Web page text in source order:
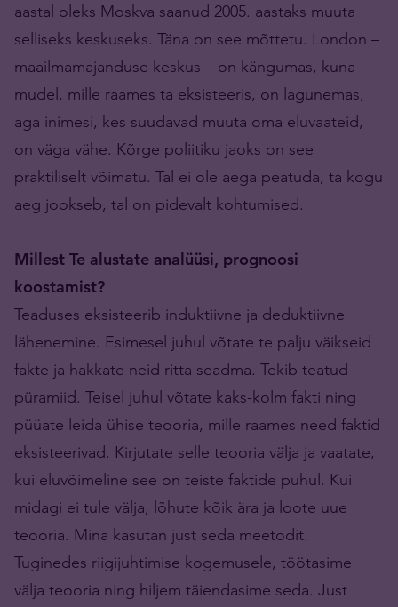
aastal oleks Moskva saanud 2005. aastaks muuta
selliseks keskuseks. Täna on see mõttetu. London –
maailmamajanduse keskus – on kängumas, kuna
mudel, mille raames ta eksisteeris, on lagunemas,
aga inimesi, kes suudavad muuta oma eluvaateid,
on väga vähe. Kõrge poliitiku jaoks on see
praktiliselt võimatu. Tal ei ole aega peatuda, ta kogu
aeg jookseb, tal on pidevalt kohtumised.
Millest Te alustate analüüsi, prognoosi
koostamist?
Teaduses eksisteerib induktiivne ja deduktiivne
lähenemine. Esimesel juhul võtate te palju väikseid
fakte ja hakkate neid ritta seadma. Tekib teatud
püramiid. Teisel juhul võtate kaks-kolm fakti ning
püüate leida ühise teooria, mille raames need faktid
eksisteerivad. Kirjutate selle teooria välja ja vaatate,
kui eluvõimeline see on teiste faktide puhul. Kui
midagi ei tule välja, lõhute kõik ära ja loote uue
teooria. Mina kasutan just seda meetodit.
Tuginedes riigijuhtimise kogemusele, töötasime
välja teooria ning hiljem täiendasime seda. Just